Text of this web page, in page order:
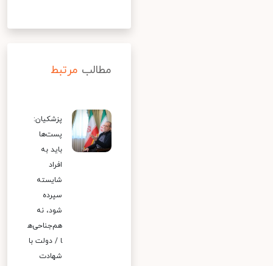
مطالب مرتبط
پزشکیان:
پست‌ها
باید به
افراد
شایسته
سپرده
شود، نه
هم‌جناحی‌ه
ا / دولت با
شهادت